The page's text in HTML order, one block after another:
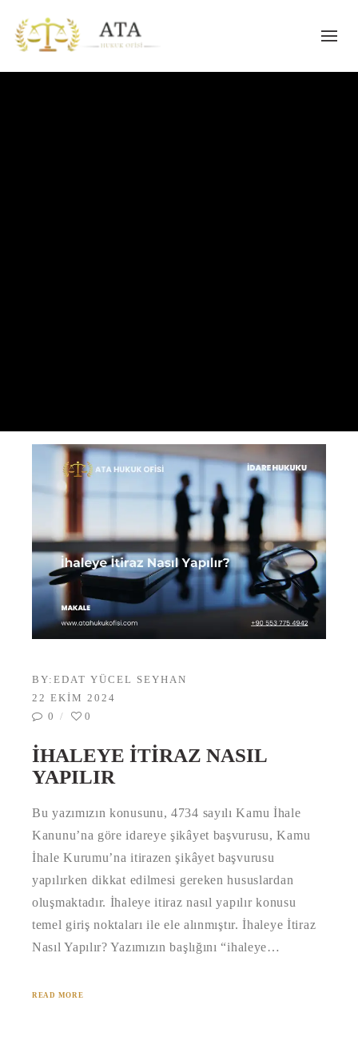
BY: EDAT YÜCEL SEYHAN
22 EKIM 2024
0
0
İHALEYE İTIRAZ NASIL
YAPILIR
Bu yazımızın konusunu, 4734 sayılı Kamu İhale
Kanunu’na göre idareye şikâyet başvurusu, Kamu
İhale Kurumu’na itirazen şikâyet başvurusu
yapılırken dikkat edilmesi gereken hususlardan
oluşmaktadır. İhaleye itiraz nasıl yapılır konusu
temel giriş noktaları ile ele alınmıştır. İhaleye İtiraz
Nasıl Yapılır? Yazımızın başlığını “ihaleye…
READ MORE